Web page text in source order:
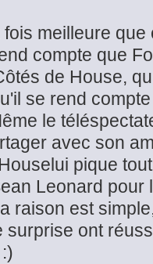
meilleure
compte que
de House,
se rend
le
avec son
pique
Leonard pour
raison est
surprise ont